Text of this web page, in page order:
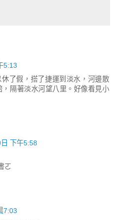
5:13
了假，搭了捷運到淡水，河邊散
隔著淡水河望八里。好像看見小
下午5:58
ㄛ
7:03